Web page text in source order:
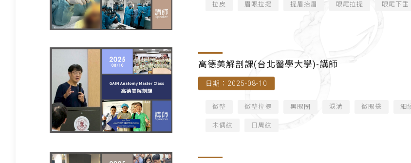
拉皮 眉眼拉提 提眉抬眉 眼尾拉提 眼尾下垂
高德美解剖課(台北醫學大學)-講師
日期：2025-08-10
微整 微整拉提 黑眼圈 淚溝 微眼袋 細
木偶紋 口周紋